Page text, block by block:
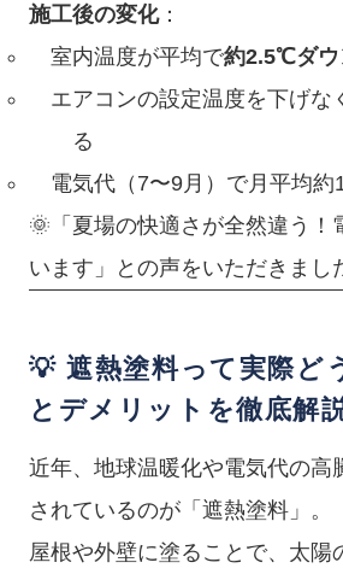
施工後の変化：
室内温度が平均で約2.5℃ダウ
エアコンの設定温度を下げな
る
電気代（7〜9月）で月平均約
🌞「夏場の快適さが全然違う！
います」との声をいただきまし
💡 遮熱塗料って実際ど
とデメリットを徹底解
近年、地球温暖化や電気代の高
されているのが「遮熱塗料」。
屋根や外壁に塗ることで、太陽